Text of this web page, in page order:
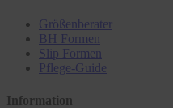
Größenberater
BH Formen
Slip Formen
Pflege-Guide
Information